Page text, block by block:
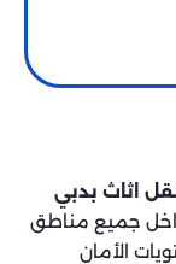
اثاث بدبي
جميع مناطق
الأمان